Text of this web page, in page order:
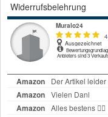
Widerrufsbelehrung